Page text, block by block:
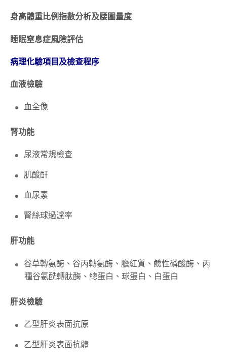
身高體重比例指數分析及腰圍量度
睡眠窒息症風險評估
病理化驗項目及檢查程序
血液檢驗
血全像
腎功能
尿液常規檢查
肌酸酐
血尿素
腎絲球過濾率
肝功能
谷草轉氨酶、谷丙轉氨酶、膽紅質、鹼性磷酸酶、丙
種谷氨酰轉肽酶、總蛋白、球蛋白、白蛋白
肝炎檢驗
乙型肝炎表面抗原
乙型肝炎表面抗體